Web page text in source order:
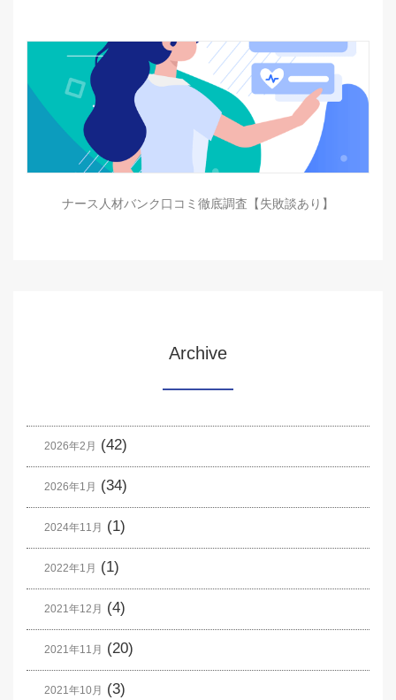
ナース人材バンク口コミ徹底調査【失敗談あり】
Archive
2026年2月 (42)
2026年1月 (34)
2024年11月 (1)
2022年1月 (1)
2021年12月 (4)
2021年11月 (20)
2021年10月 (3)